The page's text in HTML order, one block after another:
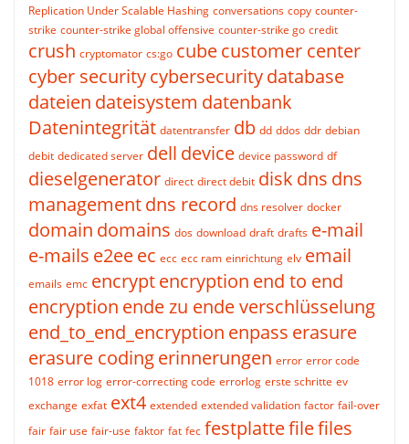
Replication Under Scalable Hashing conversations copy counter-
strike counter-strike global offensive counter-strike go credit
crush cryptomator cs:go cubecustomer center
cyber securitycybersecuritydatabase
dateien dateisystem datenbank
Datenintegrität datentransfer db dd ddos ddr debian
debit dedicated server dell device device password df
dieselgenerator direct direct debit disk dns dns
managementdns record dns resolver docker
domain domains dos download draft drafts e-mail
e-mails e2eeec ecc ecc ram einrichtung elv email
emails emc encryptencryption end to end
encryption ende zu ende verschlüsselung
end_to_end_encryption enpass erasure
erasure codingerinnerungen error error code
1018 error log error-correcting code errorlog erste schritte ev
exchange exfat ext4 extended extended validation factor fail-over
fair fair use fair-use faktor fat fec festplattefilefiles